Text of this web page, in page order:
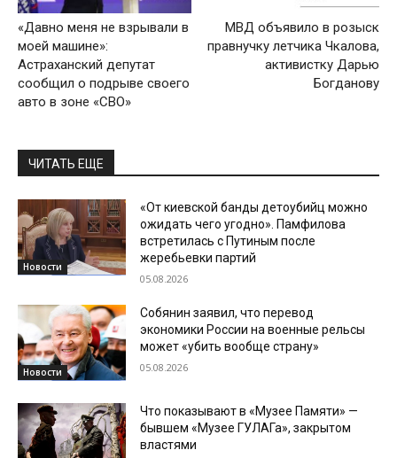
«Давно меня не взрывали в
моей машине»:
Астраханский депутат
сообщил о подрыве своего
авто в зоне «СВО»
МВД объявило в розыск
правнучку летчика Чкалова,
активистку Дарью
Богданову
ЧИТАТЬ ЕЩЕ
Новости
«От киевской банды детоубийц можно
ожидать чего угодно». Памфилова
встретилась с Путиным после
жеребьевки партий
05.08.2026
Новости
Собянин заявил, что перевод
экономики России на военные рельсы
может «убить вообще страну»
05.08.2026
Что показывают в «Музее Памяти» —
бывшем «Музее ГУЛАГа», закрытом
властями